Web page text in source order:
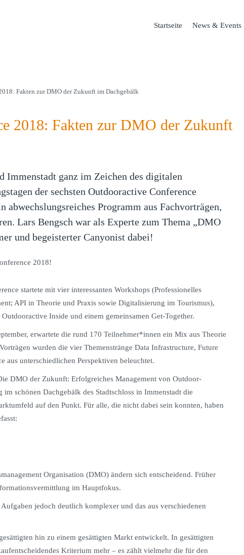
Startseite News & Events
Fakten zur DMO der Zukunft im Dachgebälk
2018: Fakten zur DMO der Zukunft
Immenstadt ganz im Zeichen des digitalen
der sechsten Outdooractive Conference
Programm aus Fachvorträgen,
Lars Bengsch war als Experte zum Thema „DMO
und begeisterter Canyonist dabei!
startete mit vier interessanten Workshops (Professionelles
API in Theorie und Praxis sowie Digitalisierung im Tourismus),
Inside und einem gemeinsamen Get-Together.
erwartete die rund 170 Teilnehmer*innen ein Mix aus Theorie
wurden die vier Themenstränge Data Infrastructure, Future
aus unterschiedlichen Perspektiven beleuchtet.
DMO der Zukunft: Erfolgreiches Management von Outdoor-
schönen Dachgebälk des Stadtschloss in Immenstadt die
auf den Punkt. Für alle, die nicht dabei sein konnten, haben
Organisation (DMO) ändern sich entscheidend. Früher
im Hauptfokus.
jedoch deutlich komplexer und das aus verschiedenen
hin zu einem gesättigten Markt entwickelt. In gesättigten
Kriterium mehr – es zählt vielmehr die für den